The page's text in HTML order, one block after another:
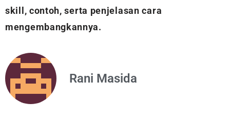
skill, contoh, serta penjelasan cara
mengembangkannya.
Rani Masida